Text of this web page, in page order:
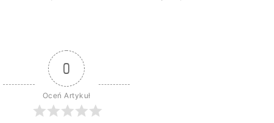
0
Oceń Artykuł